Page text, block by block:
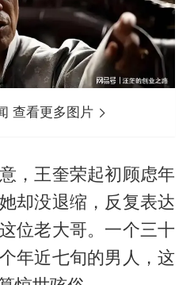
查看更多图片
，王奎荣起初顾虑年
却没退缩，反复表达
位老大哥。一个三十
年近七旬的男人，这